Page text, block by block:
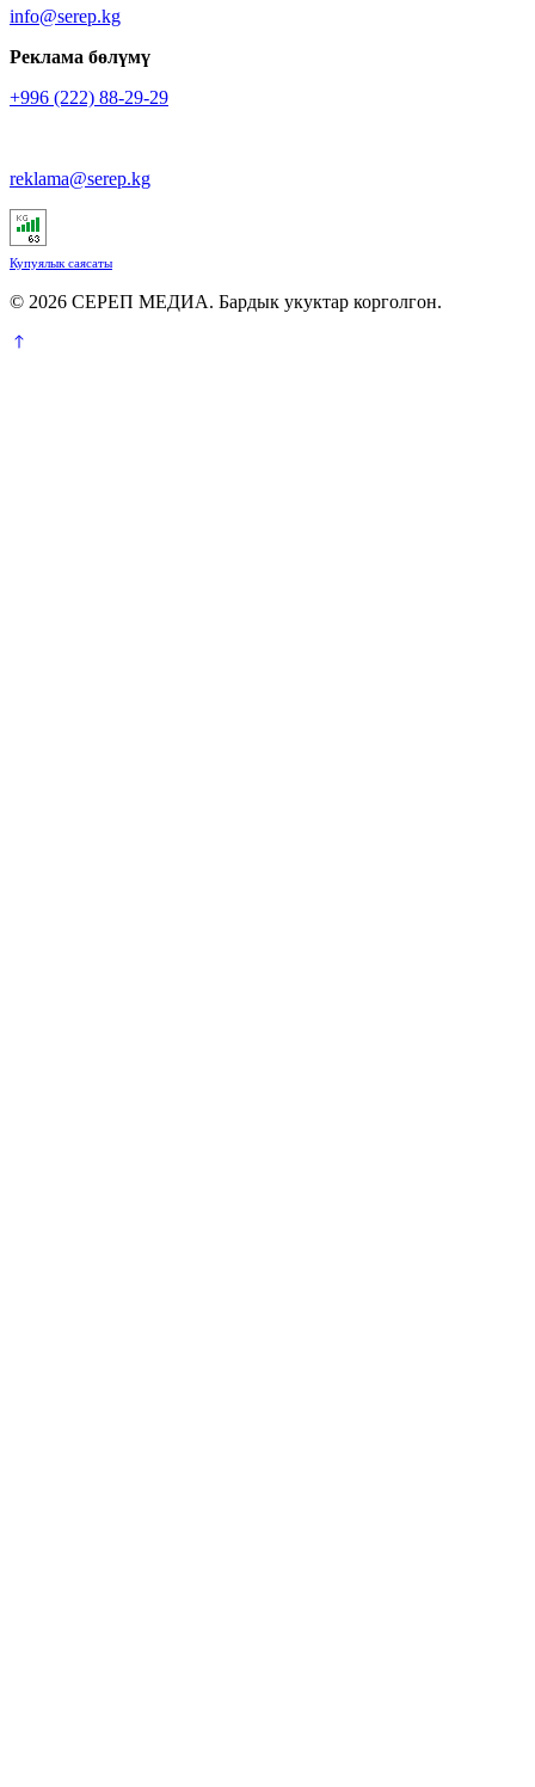
info@serep.kg
Реклама бөлүмү
+996 (222) 88-29-29
reklama@serep.kg
Купуялык саясаты
© 2026 СЕРЕП МЕДИА. Бардык укуктар корголгон.